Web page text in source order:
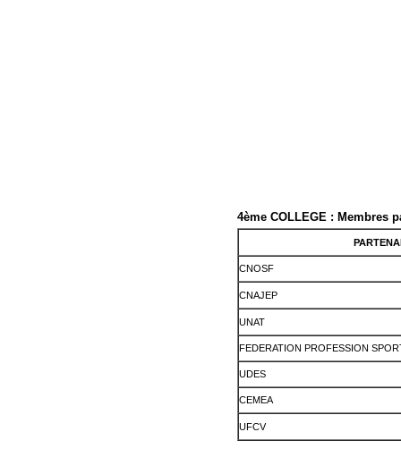
4ème COLLEGE : Membres
CNOSF
CNAJEP
UNAT
FEDERATION PROFESSION
UDES
CEMEA
UFCV